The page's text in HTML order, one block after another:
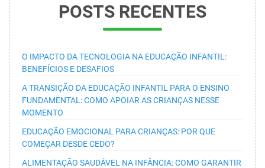
POSTS RECENTES
O IMPACTO DA TECNOLOGIA NA EDUCAÇÃO INFANTIL:
BENEFÍCIOS E DESAFIOS
A TRANSIÇÃO DA EDUCAÇÃO INFANTIL PARA O ENSINO
FUNDAMENTAL: COMO APOIAR AS CRIANÇAS NESSE
MOMENTO
EDUCAÇÃO EMOCIONAL PARA CRIANÇAS: POR QUE
COMEÇAR DESDE CEDO?
ALIMENTAÇÃO SAUDÁVEL NA INFÂNCIA: COMO GARANTIR